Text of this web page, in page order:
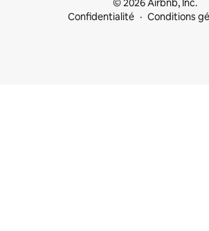
© 2026 Airbnb, Inc.
Confidentialité
Conditions